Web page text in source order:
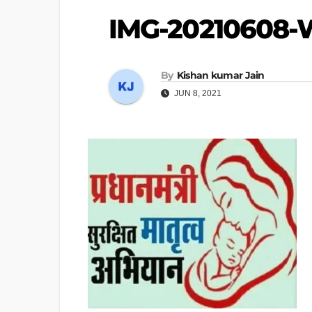
IMG-
By Kishan kumar Jain
JUN 8, 2021